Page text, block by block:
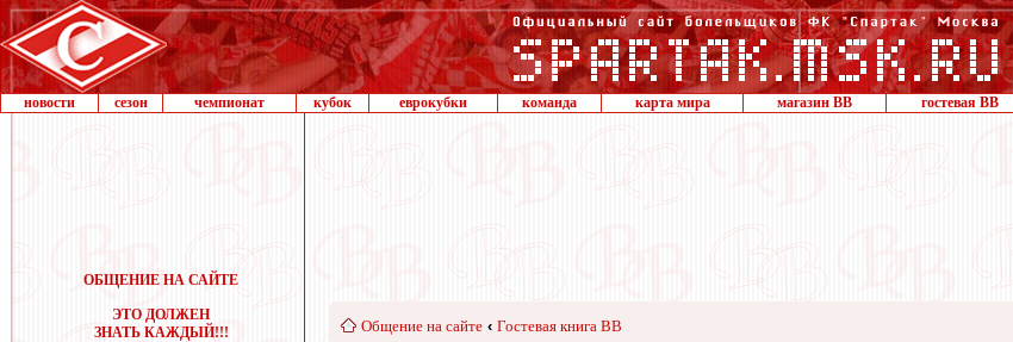
новости сезон чемпионат кубок еврокубки команда карта мира магазин ВВ гостевая ВВ
ОБЩЕНИЕ НА САЙТЕ
ЭТО ДОЛЖЕН
ЗНАТЬ КАЖДЫЙ!!!
Общение на сайте ‹ Гостевая книга ВВ